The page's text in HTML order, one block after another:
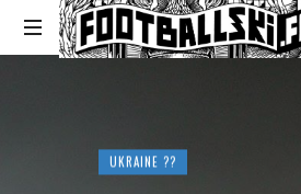
Footballski
centrale
UKRAINE ??